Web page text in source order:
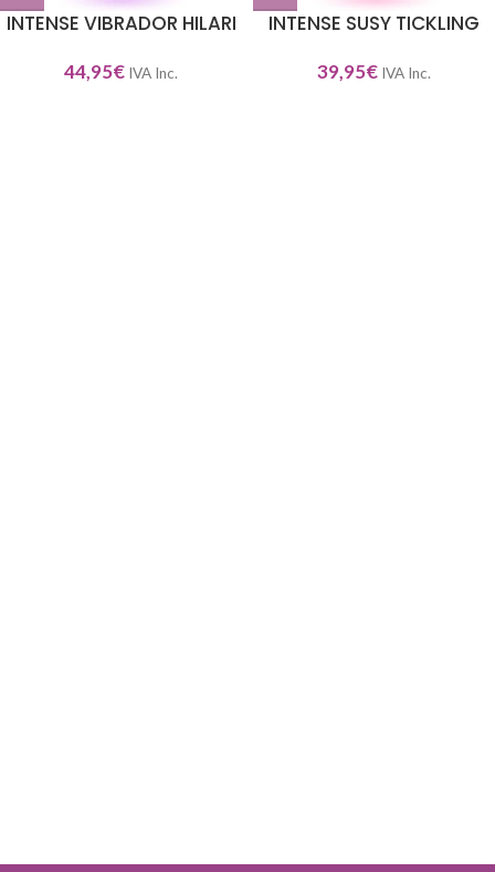
INTENSE VIBRADOR HILARI
44,95€ IVA Inc.
INTENSE SUSY TICKLING
39,95€ IVA Inc.